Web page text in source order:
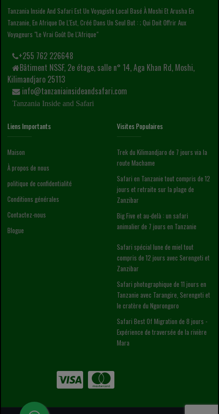
Tanzania Inside And Safari Est Un Voyagiste Local Basé À Moshi Et Arusha En
Tanzanie, En Afrique De L'Est, Créé Dans Un Seul But : ; Qui Doit Offrir Aux
Voyageurs "le Vrai Goût De L'Afrique"
+255 762 226648
Bâtiment NSSF, 2e étage, salle n° 14, Aga Khan Rd, Moshi,
Kilimandjaro 25113
info@tanzaniainsideandsafari.com
Tanzania Inside and Safari
Liens Importants
Maison
À propos de nous
politique de confidentialité
Conditions générales
Contactez-nous
Blogue
Visites Populaires
Trek du Kilimandjaro de 7 jours via la
route Machame
Safari en Tanzanie tout compris de 12
jours et retraite sur la plage de
Zanzibar
Big Five et au-delà : un safari
animalier de 7 jours en Tanzanie
Safari spécial lune de miel tout
compris de 12 jours avec Serengeti et
Zanzibar
Safari photographique de 11 jours en
Tanzanie avec Tarangire, Serengeti et
le cratère du Ngorongoro
Safari Best Of Migration de 8 jours -
Expérience de traversée de la rivière
Mara